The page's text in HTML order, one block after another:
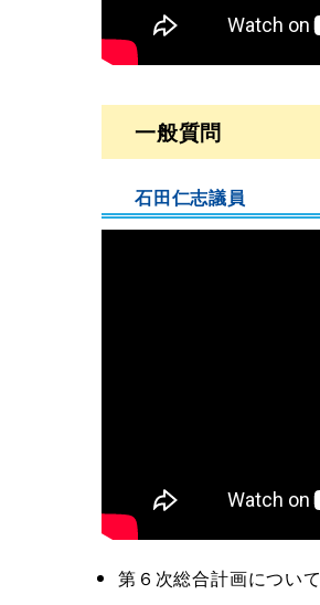
一般質問
石田仁志議員
第６次総合計画について